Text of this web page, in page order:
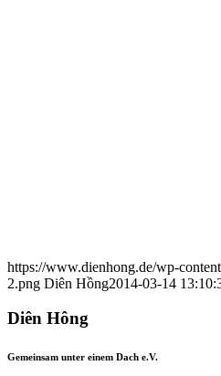
https://www.dienhong.de/wp-
2.png Diên Hồng2014-03-14
Diên Hông
Gemeinsam unter einem Dach e.V.